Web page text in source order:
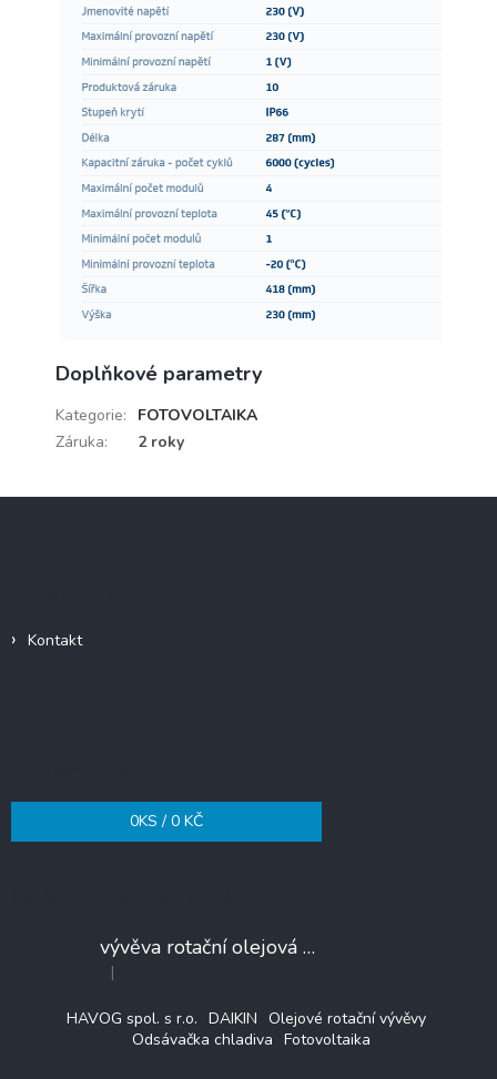
Doplňkové parametry
Kategorie:
FOTOVOLTAIKA
Záruka: 2 roky
Kontakt
0KS / 0 KČ
vývěva rotační olejová VALUE VE225N
Hodnocení produktu je 3 z 5 hvězdiček.
|
HAVOG spol. s r.o. DAIKIN Olejové rotační vývěvy
Odsávačka chladiva Fotovoltaika